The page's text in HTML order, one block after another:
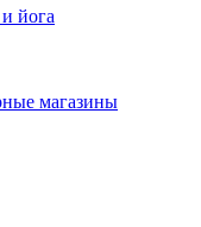
йога
магазины